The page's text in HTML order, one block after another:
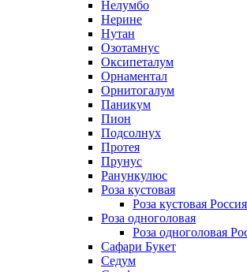
Нелумбо
Нерине
Нутан
Озотамнус
Оксипеталум
Орнаментал
Орнитогалум
Паникум
Пион
Подсолнух
Протея
Прунус
Ранункулюс
Роза кустовая
Роза кустовая Россия
Роза одноголовая
Роза одноголовая
Сафари Букет
Седум